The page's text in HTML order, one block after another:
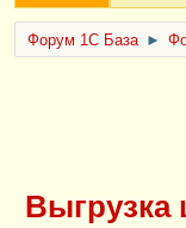
Форум 1C База ►
Выгрузка